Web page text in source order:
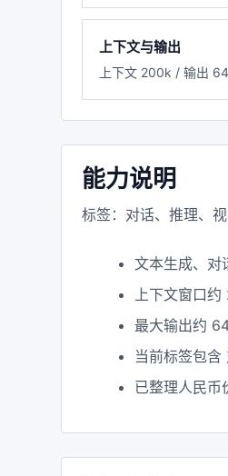
上下文与输出
上下文 200k / 输出
能力说明
标签：对话、推理、
文本生成、对
上下文窗口约
最大输出约
当前标签包含
已整理人民币